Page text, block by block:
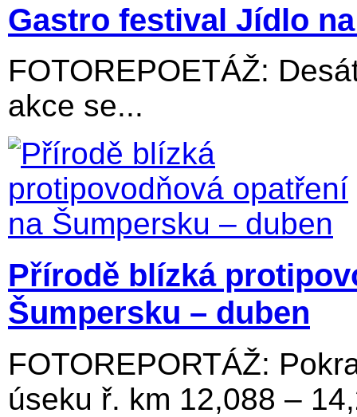
Gastro festival Jídlo
FOTOREPOETÁŽ:
akce se...
Přírodě blízká
Šumpersku – duben
FOTOREPORTÁŽ:
úseku ř. km 12,088 –